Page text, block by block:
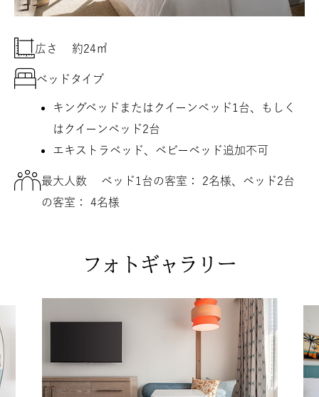
広さ 約24㎡
ベッドタイプ
キングベッドまたはクイーンベッド1台、もしく
はクイーンベッド2台
エキストラベッド、ベビーベッド追加不可
最大人数
ベッド1台の客室： 2名様、ベッド2台
の客室： 4名様
フォトギャラリー